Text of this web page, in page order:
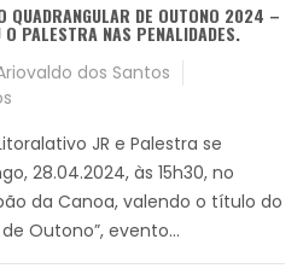
QUADRANGULAR DE OUTONO 2024 –
O PALESTRA NAS PENALIDADES.
dos Santos
JR e Palestra se
28.04.2024, às 15h30, no
da Canoa, valendo o título do
Outono”, evento...